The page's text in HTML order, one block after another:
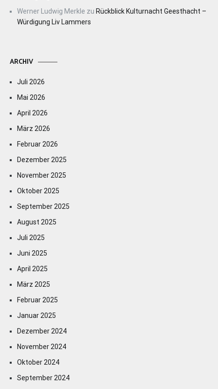
Werner Ludwig Merkle zu Rückblick Kulturnacht Geesthacht –
Würdigung Liv Lammers
ARCHIV
Juli 2026
Mai 2026
April 2026
März 2026
Februar 2026
Dezember 2025
November 2025
Oktober 2025
September 2025
August 2025
Juli 2025
Juni 2025
April 2025
März 2025
Februar 2025
Januar 2025
Dezember 2024
November 2024
Oktober 2024
September 2024